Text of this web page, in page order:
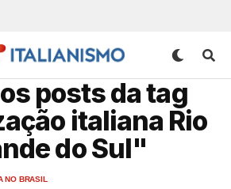
posts da tag
italiana Rio
do Sul"
NO BRASIL